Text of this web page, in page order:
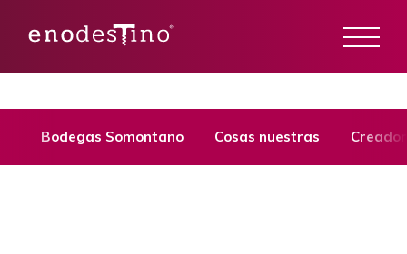
Bodegas Somontano Cosas nuestras